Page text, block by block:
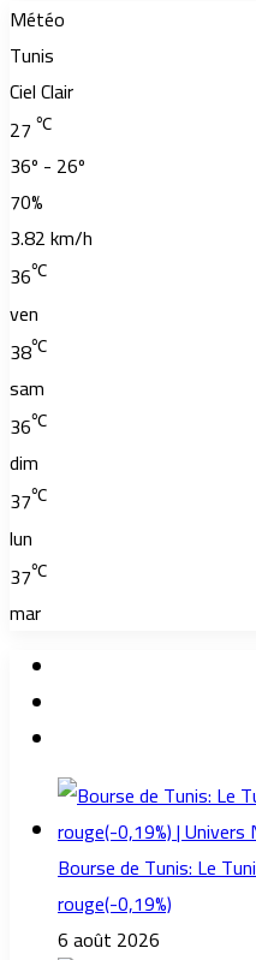
Météo
Tunis
Ciel Clair
27 ℃
36º - 26º
70%
3.82 km/h
36℃
ven
38℃
sam
36℃
dim
37℃
lun
37℃
mar
Bourse de Tunis: Le
rouge(-0,19%)
6 août 2026